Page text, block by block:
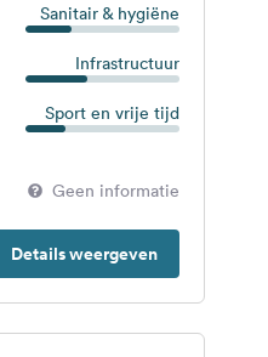
Sanitair & hygiëne
Infrastructuur
Sport en vrije tijd
Geen informatie
Details weergeven